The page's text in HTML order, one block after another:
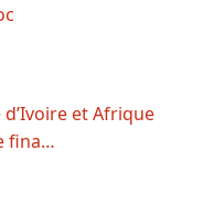
et Afrique
fina…